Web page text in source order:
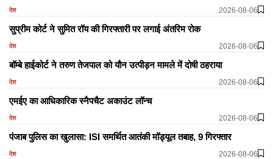
देश 2026-08-06
सुप्रीम कोर्ट ने सुमित रॉय की गिरफ्तारी पर लगाई अंतरिम रोक
देश 2026-08-06
बॉम्बे हाईकोर्ट ने तरुण तेजपाल को यौन उत्पीड़न मामले में दोषी ठहराया
देश 2026-08-06
एमईए का आधिकारिक स्नैपचैट अकाउंट लॉन्च
देश 2026-08-06
पंजाब पुलिस का खुलासा: ISI समर्थित आतंकी मॉड्यूल तबाह, 9 गिरफ्तार
देश 2026-08-06